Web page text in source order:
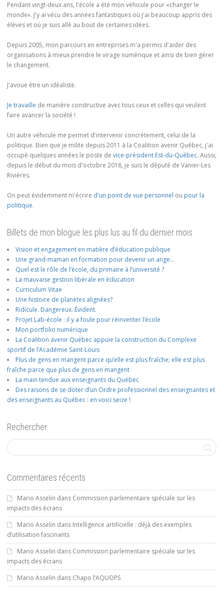
Pendant vingt-deux ans, l'école a été mon véhicule pour «changer le
monde». J'y ai vécu des années fantastiques où j'ai beaucoup appris des
élèves et où je suis allé au bout de certaines idées.
Depuis 2005, mon parcours en entreprises m'a permis d'aider des
organisations à mieux prendre le virage numérique et ainsi de bien gérer
le changement.
J'avoue être un idéaliste.
Je travaille de manière constructive avec tous ceux et celles qui veulent
faire avancer la société !
Un autre véhicule me permet d'intervenir concrètement, celui de la
politique. Bien que je milite depuis 2011 à la Coalition avenir Québec, j'ai
occupé quelques années le poste de vice-président Est-du-Québec. Aussi,
depuis le début du mois d'octobre 2018, je suis le député de Vanier-Les
Rivières.
On peut évidemment m'écrire d'un point de vue personnel ou pour la
politique.
Billets de mon blogue les plus lus au fil du dernier mois
Vision et engagement en matière d’éducation publique
Une grand-maman en formation pour devenir un ange…
Quel est le rôle de l’école, du primaire à l’université ?
La mauvaise gestion libérale en éducation
Curriculum Vitae
Une histoire de planètes alignées?
Ridicule. Dangereux. Évident.
Projet Lab-école : il y a foule pour réinventer l’école
Mon portfolio numérique
La Coalition avenir Québec appuie la construction du Complexe
sportif de l’Académie Saint-Louis
Plus de gens en mangent parce qu’elle est plus fraîche; elle est plus
fraîche parce que plus de gens en mangent
La main tendue aux enseignants du Québec
Des raisons de se doter d’un Ordre professionnel des enseignantes et
des enseignants au Québec : en voici seize !
Rechercher
Commentaires récents
Mario Asselin dans Commission parlementaire spéciale sur les
impacts des écrans
Mario Asselin dans Intelligence artificielle : déjà des exemples
d’utilisation fascinants
Mario Asselin dans Commission parlementaire spéciale sur les
impacts des écrans
Mario Asselin dans Chapo l’AQUOPS